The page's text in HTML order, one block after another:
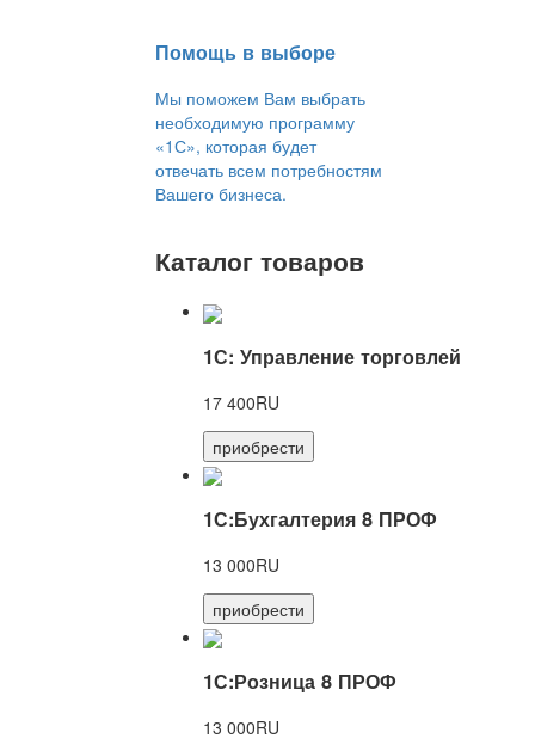
Помощь в выборе
Мы поможем Вам выбрать
необходимую программу
«1С», которая будет
отвечать всем потребностям
Вашего бизнеса.
Каталог товаров
1С: Управление торговлей
17 400RU
приобрести
1С:Бухгалтерия 8 ПРОФ
13 000RU
приобрести
1С:Розница 8 ПРОФ
13 000RU